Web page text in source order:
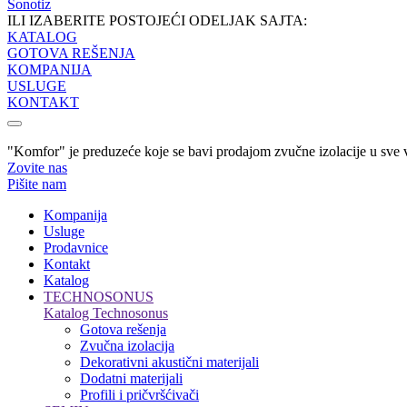
Sonotiz
ILI IZABERITE POSTOJEĆI ODELJAK SAJTA:
KATALOG
GOTOVA REŠENJA
KOMPANIJA
USLUGE
KONTAKT
"Komfor" je preduzeće koje se bavi prodajom zvučne izolacije u sve
Zovite nas
Pišite nam
Kompanija
Usluge
Prodavnice
Kontakt
Katalog
TECHNOSONUS
Katalog Technosonus
Gotova rešenja
Zvučna izolacija
Dekorativni akustični materijali
Dodatni materijali
Profili i pričvršćivači